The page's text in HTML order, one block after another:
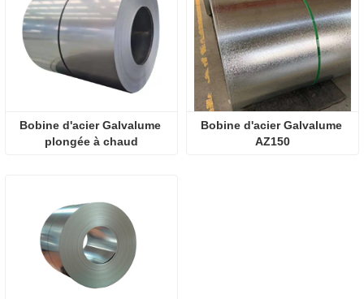
Bobine d'acier Galvalume
plongée à chaud
Bobine d'acier Galvalume
AZ150